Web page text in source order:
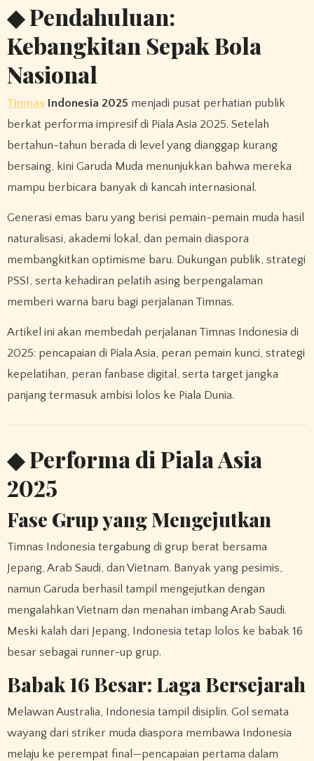
◆ Pendahuluan:
Kebangkitan Sepak Bola
Nasional
Timnas Indonesia 2025 menjadi pusat perhatian publik
berkat performa impresif di Piala Asia 2025. Setelah
bertahun-tahun berada di level yang dianggap kurang
bersaing, kini Garuda Muda menunjukkan bahwa mereka
mampu berbicara banyak di kancah internasional.
Generasi emas baru yang berisi pemain-pemain muda hasil
naturalisasi, akademi lokal, dan pemain diaspora
membangkitkan optimisme baru. Dukungan publik, strategi
PSSI, serta kehadiran pelatih asing berpengalaman
memberi warna baru bagi perjalanan Timnas.
Artikel ini akan membedah perjalanan Timnas Indonesia di
2025: pencapaian di Piala Asia, peran pemain kunci, strategi
kepelatihan, peran fanbase digital, serta target jangka
panjang termasuk ambisi lolos ke Piala Dunia.
◆ Performa di Piala Asia
2025
Fase Grup yang Mengejutkan
Timnas Indonesia tergabung di grup berat bersama
Jepang, Arab Saudi, dan Vietnam. Banyak yang pesimis,
namun Garuda berhasil tampil mengejutkan dengan
mengalahkan Vietnam dan menahan imbang Arab Saudi.
Meski kalah dari Jepang, Indonesia tetap lolos ke babak 16
besar sebagai runner-up grup.
Babak 16 Besar: Laga Bersejarah
Melawan Australia, Indonesia tampil disiplin. Gol semata
wayang dari striker muda diaspora membawa Indonesia
melaju ke perempat final—pencapaian pertama dalam